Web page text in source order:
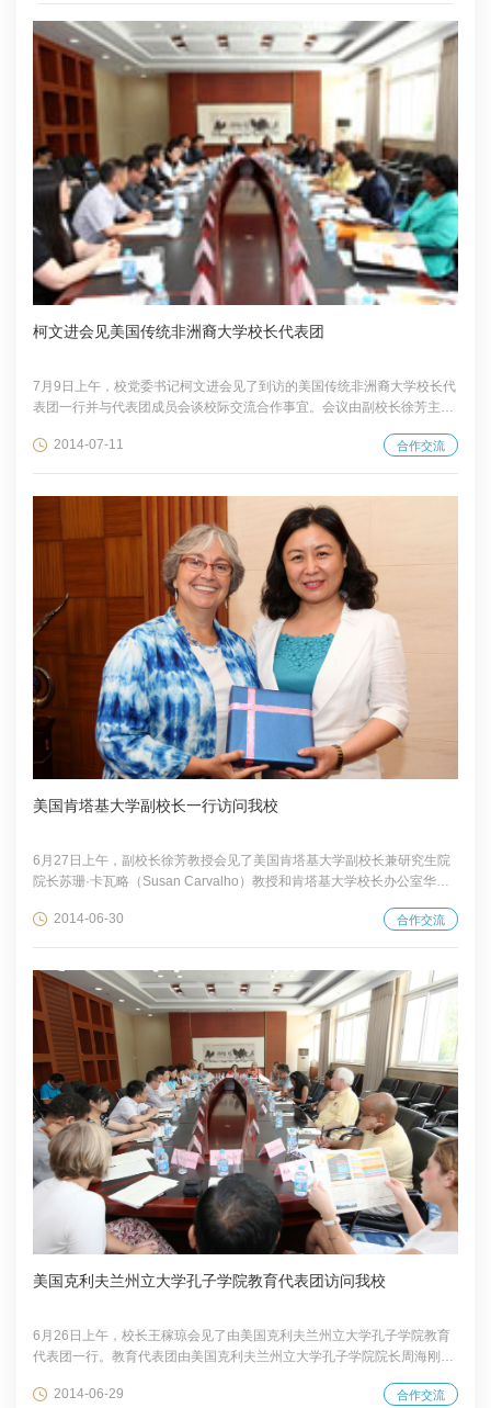
风貌中，读懂真实、立体、全面的中国，努力成为促进两校友谊、增进中
美青年互信的桥梁纽带。国际合作交流直属党支部书记李娟...
柯文进会见美国传统非洲裔大学校长代表团
7月9日上午，校党委书记柯文进会见了到访的美国传统非洲裔大学校长代
表团一行并与代表团成员会谈校际交流合作事宜。会议由副校长徐芳主
合作交流
2014-07-11
美国肯塔基大学副校长一行访问我校
6月27日上午，副校长徐芳教授会见了美国肯塔基大学副校长兼研究生院
院长苏珊·卡瓦略（Susan Carvalho）教授和肯塔基大学校长办公室华人
流和商谈。
合作交流
2014-06-30
美国克利夫兰州立大学孔子学院教育代表团访问我校
6月26日上午，校长王稼琼会见了由美国克利夫兰州立大学孔子学院教育
代表团一行。教育代表团由美国克利夫兰州立大学孔子学院院长周海刚担
多所教育机构相关负责人。会议由副校长徐芳主持。
合作交流
2014-06-29